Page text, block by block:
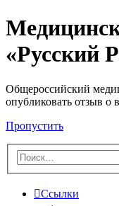
«Русский
Общероссийский
опубликовать отзыв о
Пропустить
Ссылки